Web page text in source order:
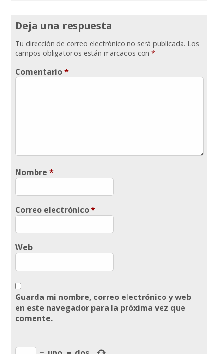
Deja una respuesta
Tu dirección de correo electrónico no será publicada. Los
campos obligatorios están marcados con*
Comentario*
Nombre*
Correo electrónico*
Web
Guarda mi nombre, correo electrónico y web
en este navegador para la próxima vez que
comente.